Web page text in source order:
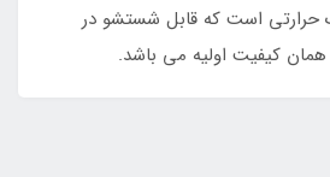
حرارتی است که قابل شستشو در
کیفیت اولیه می باشد.